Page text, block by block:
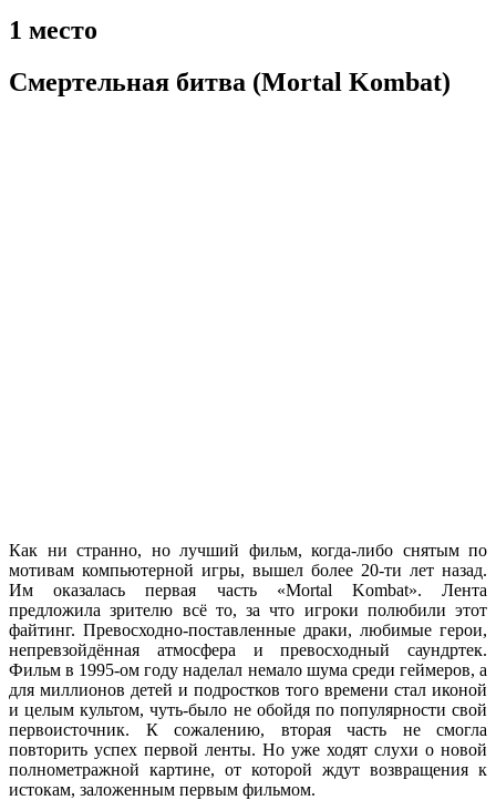
1 место
Смертельная битва (Mortal Kombat)
Как ни странно, но лучший фильм, когда-либо снятым по
мотивам компьютерной игры, вышел более 20-ти лет назад.
Им оказалась первая часть «Mortal Kombat». Лента
предложила зрителю всё то, за что игроки полюбили этот
файтинг. Превосходно-поставленные драки, любимые герои,
непревзойдённая атмосфера и превосходный саундртек.
Фильм в 1995-ом году наделал немало шума среди геймеров, а
для миллионов детей и подростков того времени стал иконой
и целым культом, чуть-было не обойдя по популярности свой
первоисточник. К сожалению, вторая часть не смогла
повторить успех первой ленты. Но уже ходят слухи о новой
полнометражной картине, от которой ждут возвращения к
истокам, заложенным первым фильмом.